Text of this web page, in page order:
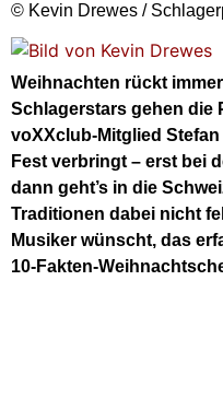
© Kevin Drewes /
Weihnachten rückt
Schlagerstars gehen die
voXXclub-Mitglied
Fest verbringt – erst bei
dann geht’s in die
Traditionen dabei nicht
Musiker wünscht, das
10-Fakten-